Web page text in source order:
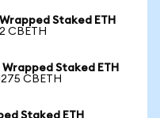
Staked ETH
CBETH
Staked ETH
CBETH
Staked ETH